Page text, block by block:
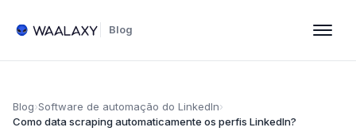
Blog
Blog›Software de automação do LinkedIn›
Como data scraping automaticamente os perfis LinkedIn?